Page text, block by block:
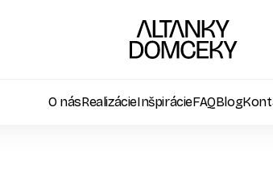
O násRealizácieInšpirácieFAQBlog